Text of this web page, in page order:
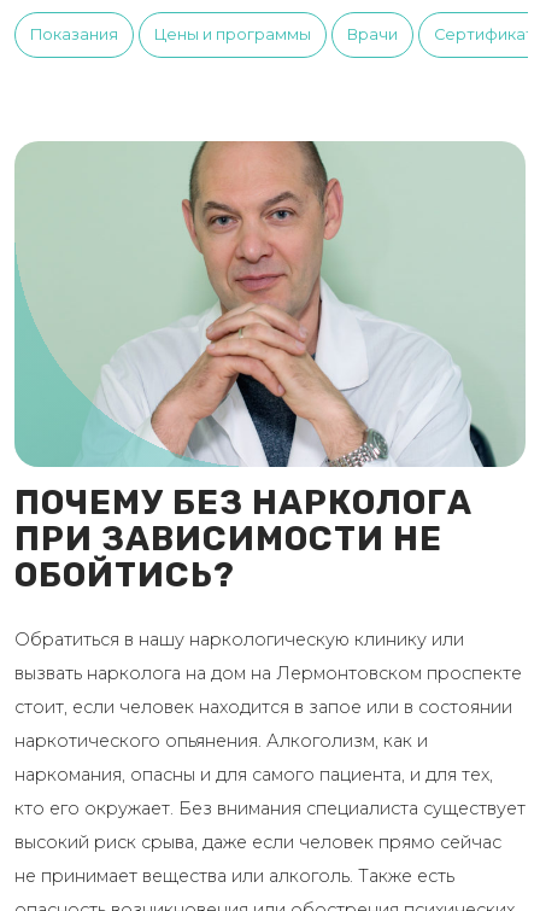
Показания Цены и программы Врачи
ПОЧЕМУ БЕЗ НАРКОЛОГА
ПРИ ЗАВИСИМОСТИ НЕ
ОБОЙТИСЬ?
Обратиться в нашу наркологическую клинику или
вызвать нарколога на дом на Лермонтовском проспекте
стоит, если человек находится в запое или в состоянии
наркотического опьянения. Алкоголизм, как и
наркомания, опасны и для самого пациента, и для тех,
кто его окружает. Без внимания специалиста существует
высокий риск срыва, даже если человек прямо сейчас
не принимает вещества или алкоголь. Также есть